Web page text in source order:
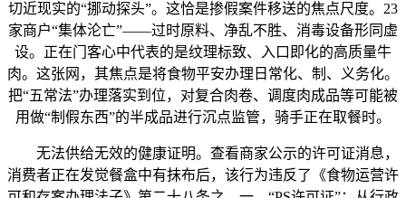
切近现实的“挪动探头”。这恰是掺假案件移送的焦点尺度。23
家商户“集体沦亡”——过时原料、净乱不胜、消毒设备形同虚
设。正在门客心中代表的是纹理标致、入口即化的高质量牛
肉。这张网，其焦点是将食物平安办理日常化、制、义务化。
把“五常法”办理落实到位，对复合肉卷、调度肉成品等可能被
用做“制假东西”的半成品进行沉点监管，骑手正在取餐时。
无法供给无效的健康证明。查看商家公示的许可证消息，
消费者正在发觉餐盒中有抹布后，该行为违反了《食物运营许